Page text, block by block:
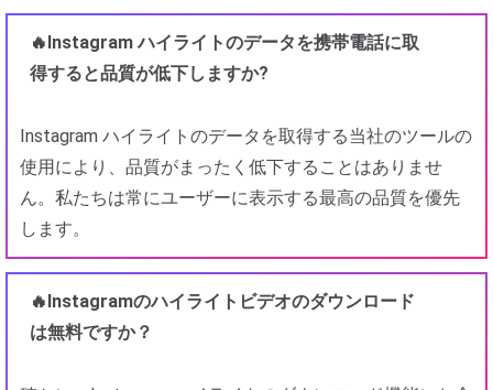
🔥Instagram ハイライトのデータを携帯電話に取
得すると品質が低下しますか?
Instagram ハイライトのデータを取得する当社のツールの
使用により、品質がまったく低下することはありませ
ん。私たちは常にユーザーに表示する最高の品質を優先
します。
🔥Instagramのハイライトビデオのダウンロード
は無料ですか？